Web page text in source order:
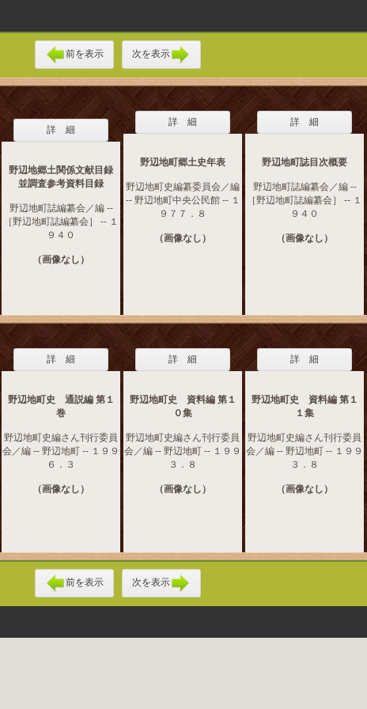
前を表示 次を表示
詳 細
野辺地郷土関係文献目録
並調査参考資料目録
野辺地町誌編纂会／編 --
［野辺地町誌編纂会］ -- １
９４０
（画像なし）
詳 細
野辺地町郷土史年表
野辺地町史編纂委員会／編
-- 野辺地町中央公民館 -- １
９７７．８
（画像なし）
詳 細
野辺地町誌目次概要
野辺地町誌編纂会／編 --
［野辺地町誌編纂会］ -- １
９４０
（画像なし）
詳 細
野辺地町史 通説編 第１
巻
野辺地町史編さん刊行委員
会／編 -- 野辺地町 -- １９９
６．３
（画像なし）
詳 細
野辺地町史 資料編 第１
０集
野辺地町史編さん刊行委員
会／編 -- 野辺地町 -- １９９
３．８
（画像なし）
詳 細
野辺地町史 資料編 第１
１集
野辺地町史編さん刊行委員
会／編 -- 野辺地町 -- １９９
３．８
（画像なし）
前を表示 次を表示